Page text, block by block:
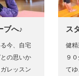
ブへ♪
今、自宅
の思いか
レッスン
ス
健
９
て